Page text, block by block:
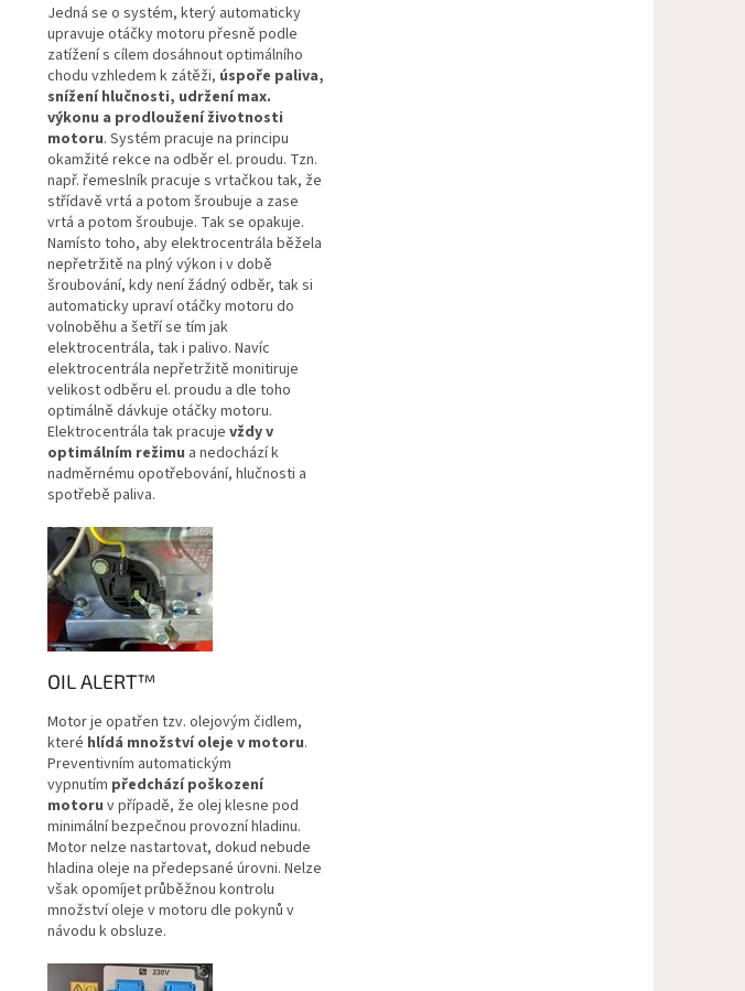
Jedná se o systém, který automaticky
upravuje otáčky motoru přesně podle
zatížení s cílem dosáhnout optimálního
chodu vzhledem k zátěži, úspoře paliva,
snížení hlučnosti, udržení max.
výkonu a prodloužení životnosti
motoru. Systém pracuje na principu
okamžité rekce na odběr el. proudu. Tzn.
např. řemeslník pracuje s vrtačkou tak, že
střídavě vrtá a potom šroubuje a zase
vrtá a potom šroubuje. Tak se opakuje.
Namísto toho, aby elektrocentrála běžela
nepřetržitě na plný výkon i v době
šroubování, kdy není žádný odběr, tak si
automaticky upraví otáčky motoru do
volnoběhu a šetří se tím jak
elektrocentrála, tak i palivo. Navíc
elektrocentrála nepřetržitě monitiruje
velikost odběru el. proudu a dle toho
optimálně dávkuje otáčky motoru.
Elektrocentrála tak pracuje vždy v
optimálním režimu a nedochází k
nadměrnému opotřebování, hlučnosti a
spotřebě paliva.
OIL ALERT™
Motor je opatřen tzv. olejovým čidlem,
které hlídá množství oleje v motoru.
Preventivním automatickým
vypnutím předchází poškození
motoru v případě, že olej klesne pod
minimální bezpečnou provozní hladinu.
Motor nelze nastartovat, dokud nebude
hladina oleje na předepsané úrovni. Nelze
však opomíjet průběžnou kontrolu
množství oleje v motoru dle pokynů v
návodu k obsluze.